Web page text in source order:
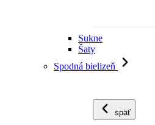
Sukne
Šaty
Spodná bielizeň
späť